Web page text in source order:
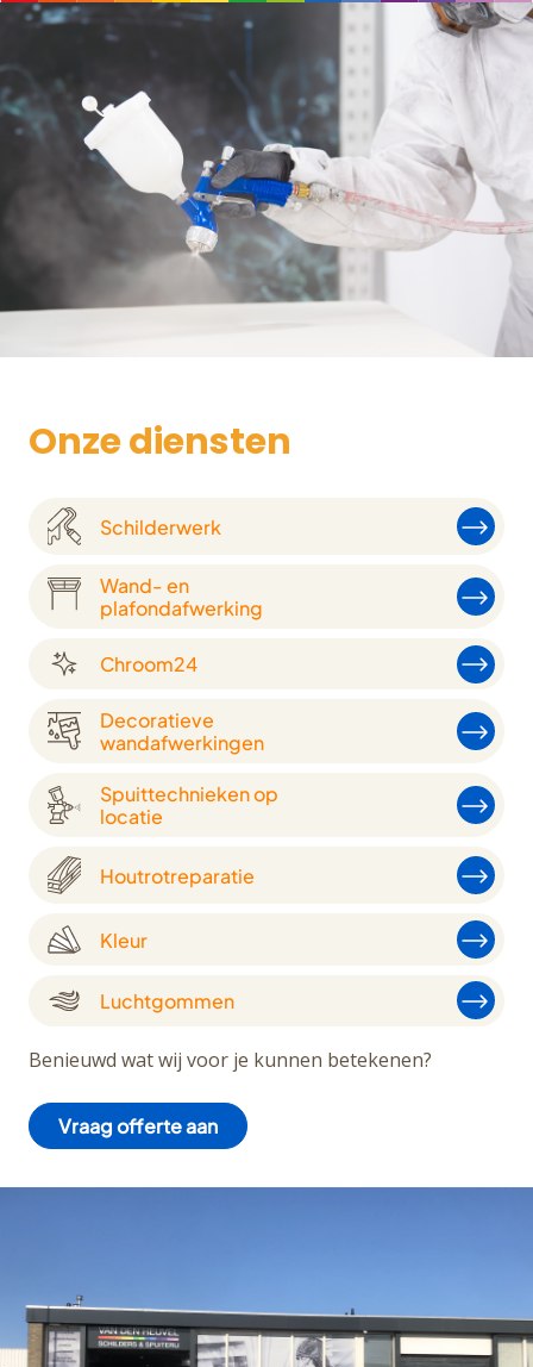
Onze diensten
Schilderwerk
Wand- en
plafondafwerking
Chroom24
Decoratieve
wandafwerkingen
Spuittechnieken op
locatie
Houtrotreparatie
Kleur
Luchtgommen
Benieuwd wat wij voor je kunnen betekenen?
Vraag offerte aan